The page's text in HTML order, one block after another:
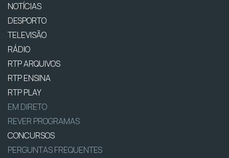
NOTÍCIAS
DESPORTO
TELEVISÃO
RÁDIO
RTP ARQUIVOS
RTP ENSINA
RTP PLAY
EM DIRETO
REVER PROGRAMAS
CONCURSOS
PERGUNTAS FREQUENTES